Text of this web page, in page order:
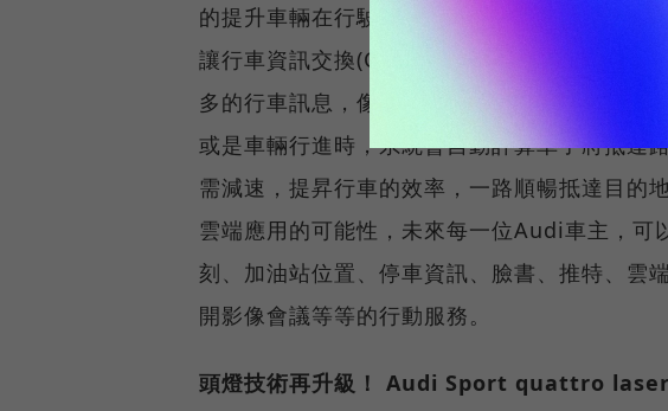
的提升車輛在行駛中的無線資訊傳輸品質及速
讓行車資訊交換(Car-to-x Communication)的
多的行車訊息，像是當前方路口紅燈亮起時，
或是車輛行進時，系統會自動計算車子將抵達
需減速，提昇行車的效率，一路順暢抵達目的
雲端應用的可能性，未來每一位Audi車主，
刻、加油站位置、停車資訊、臉書、推特、雲
開影像會議等等的行動服務。
頭燈技術再升級！ Audi Sport quattro